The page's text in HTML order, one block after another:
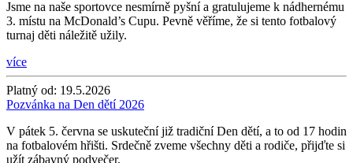
Jsme na naše sportovce nesmírně pyšní a gratulujeme k nádhernému
3. místu na McDonald’s Cupu. Pevně věříme, že si tento fotbalový
turnaj děti náležitě užily.
více
Platný od: 19.5.2026
Pozvánka na Den dětí 2026
V pátek 5. června se uskuteční již tradiční Den dětí, a to od 17 hodin
na fotbalovém hřišti. Srdečně zveme všechny děti a rodiče, přijďte si
užít zábavný podvečer.